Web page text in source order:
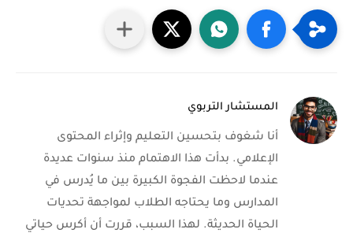
المستشار التربوي
أنا شغوف بتحسين التعليم وإثراء المحتوى
الإعلامي. بدأت هذا الاهتمام منذ سنوات عديدة
عندما لاحظت الفجوة الكبيرة بين ما يُدرس في
المدارس وما يحتاجه الطلاب لمواجهة تحديات
الحياة الحديثة. لهذا السبب، قررت أن أكرس حياتي